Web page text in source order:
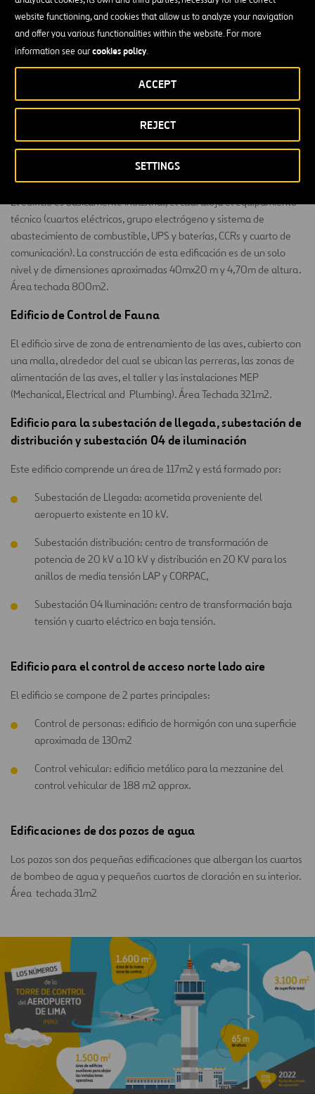
website functioning, and cookies that allow us to analyze your navigation
and offer you various functionalities within the website. For more
information see ourcookies policy.
SETTINGS
REJECT
ACCEPT
Principal y central: donde se encuentran el patio de
bomberos y los servicios para estos.
Bloque a la derecha: se ubican cinco plazas de aparcamiento
para vehículos de acción rápida y un área abierta de equipos
Bloque de la izquierda: para instalaciones de
almacenamiento y manejo de aguas.
Centro de Regulación y Transformación
El edificio es básicamente industrial, el cual aloja el equipamiento
técnico (cuartos eléctricos, grupo electrógeno y sistema de
abastecimiento de combustible, UPS y baterías, CCRs y cuarto de
comunicación). La construcción de esta edificación es de un solo
nivel y de dimensiones aproximadas 40mx20 m y 4,70m de altura.
Área techada 800m2.
Edificio de Control de Fauna
El edificio sirve de zona de entrenamiento de las aves, cubierto con
una malla, alrededor del cual se ubican las perreras, las zonas de
alimentación de las aves, el taller y las instalaciones MEP
(Mechanical, Electrical and Plumbing). Área Techada 321m2.
Edificio para la subestación de llegada, subestación de
distribución y subestación 04 de iluminación
Este edificio comprende un área de 117m2 y está formado por:
Subestación de Llegada: acometida proveniente del
aeropuerto existente en 10 kV.
Subestación distribución: centro de transformación de
potencia de 20 kV a 10 kV y distribución en 20 KV para los
anillos de media tensión LAP y CORPAC,
Subestación 04 Iluminación: centro de transformación baja
tensión y cuarto eléctrico en baja tensión.
Edificio para el control de acceso norte lado aire
El edificio se compone de 2 partes principales:
Control de personas: edificio de hormigón con una superficie
aproximada de 130m2
Control vehicular: edificio metálico para la mezzanine del
control vehicular de 188 m2 approx.
Edificaciones de dos pozos de agua
Los pozos son dos pequeñas edificaciones que albergan los cuartos
de bombeo de agua y pequeños cuartos de cloración en su interior.
Área techada 31m2